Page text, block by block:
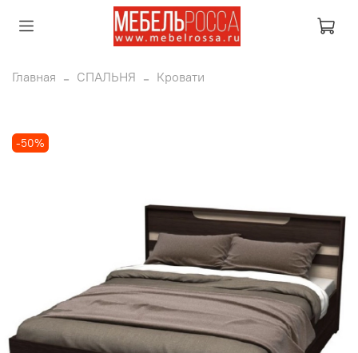
Главная СПАЛЬНЯ Кровати
-50%